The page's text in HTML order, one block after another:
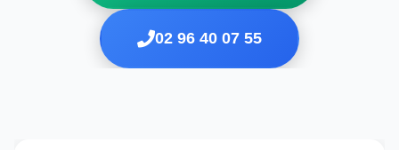
02 96 40 07 55